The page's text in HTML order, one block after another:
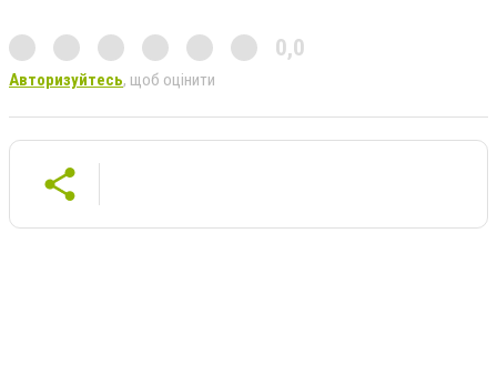
0,0
Авторизуйтесь, щоб оцінити